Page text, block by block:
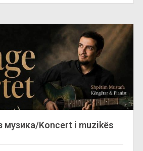
музика/Koncert i muzikës